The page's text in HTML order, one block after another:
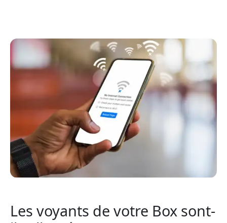
Les voyants de votre Box sont-